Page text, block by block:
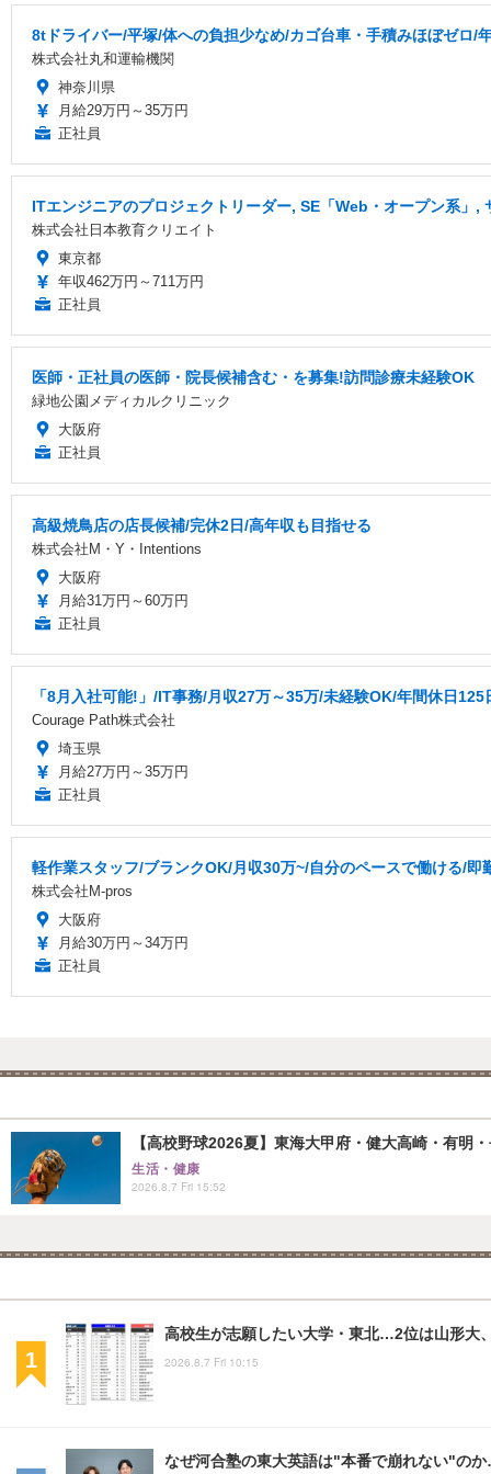
8tドライバー/平塚/体への負担少なめ/カゴ台車・手積みほぼゼロ/
株式会社丸和運輸機関
神奈川県
月給29万円～35万円
正社員
ITエンジニアのプロジェクトリーダー, SE「Web・オープン系」,
株式会社日本教育クリエイト
東京都
年収462万円～711万円
正社員
医師・正社員の医師・院長候補含む・を募集!訪問診療未経験OK
緑地公園メディカルクリニック
大阪府
正社員
高級焼鳥店の店長候補/完休2日/高年収も目指せる
株式会社M・Y・Intentions
大阪府
月給31万円～60万円
正社員
「8月入社可能!」/IT事務/月収27万～35万/未経験OK/年間休日
Courage Path株式会社
埼玉県
月給27万円～35万円
正社員
軽作業スタッフ/ブランクOK/月収30万~/自分のペースで働ける/即
株式会社M-pros
大阪府
月給30万円～34万円
正社員
【高校野球2026夏】東海大甲府・健大高崎・有明
生活・健康
2026.8.7 Fri 15:52
高校生が志願したい大学・東北…2位は山形大
2026.8.7 Fri 10:15
なぜ河合塾の東大英語は"本番で崩れない"の